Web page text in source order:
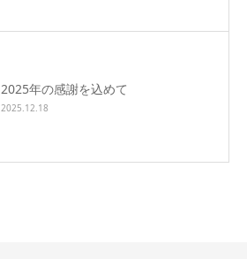
2025年の感謝を込めて
2025.12.18